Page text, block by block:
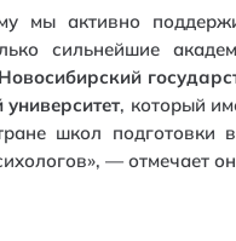
мы активно
сильнейшие
Новосибирский
университет, который
школ подготовки
— отмечает